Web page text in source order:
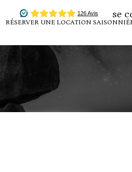
se
RÉSERVER UNE LOCATION